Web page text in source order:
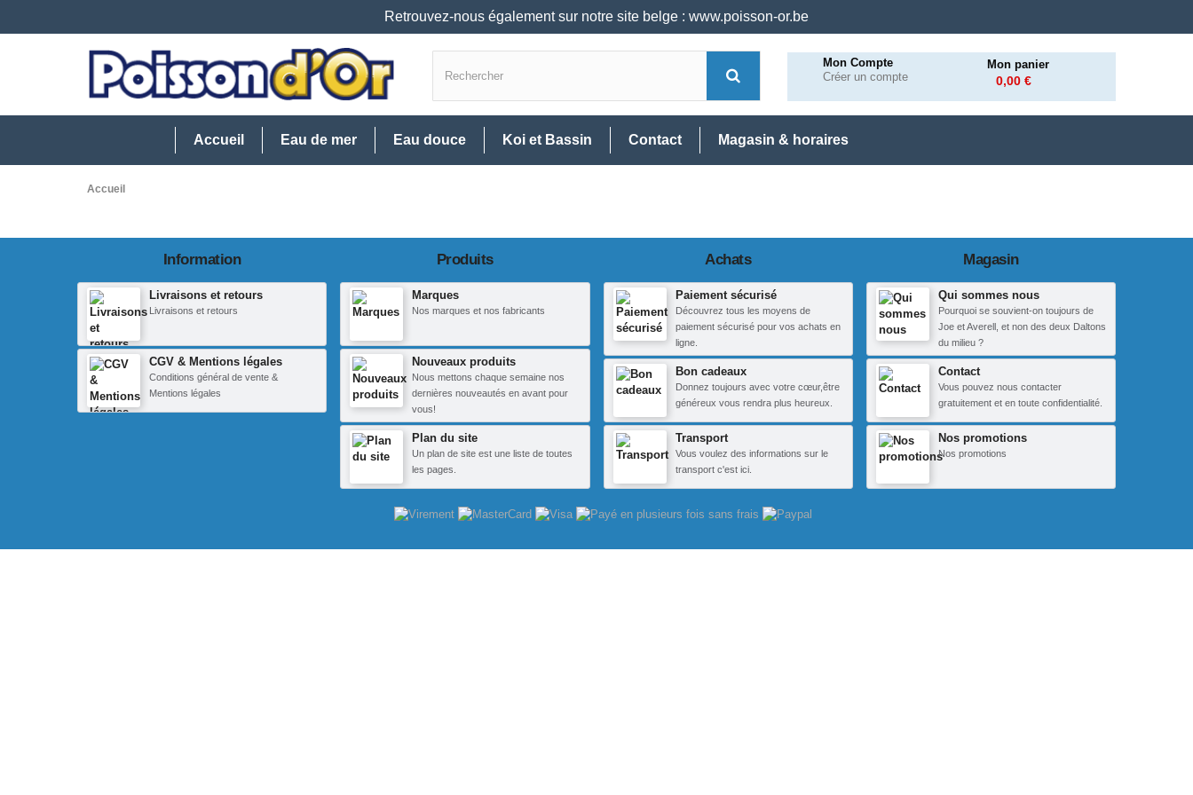
Retrouvez-nous également sur notre site belge : www.poisson-or.be
Mon Compte
Créer un compte
Mon panier
0,00 €
Accueil Eau de mer Eau douce Koi et Bassin Contact Magasin & horaires
Accueil
Information
Livraisons et retours
Livraisons et retours
CGV & Mentions légales
Conditions général de vente &
Mentions légales
Produits
Marques
Nos marques et nos fabricants
Nouveaux produits
Nous mettons chaque semaine nos
dernières nouveautés en avant pour
vous!
Plan du site
Un plan de site est une liste de toutes
les pages.
Achats
Paiement sécurisé
Découvrez tous les moyens de
paiement sécurisé pour vos achats en
ligne.
Bon cadeaux
Donnez toujours avec votre cœur,être
généreux vous rendra plus heureux.
Transport
Vous voulez des informations sur le
transport c'est ici.
Magasin
Qui sommes nous
Pourquoi se souvient-on toujours de
Joe et Averell, et non des deux Daltons
du milieu ?
Contact
Vous pouvez nous contacter
gratuitement et en toute confidentialité.
Nos promotions
Nos promotions